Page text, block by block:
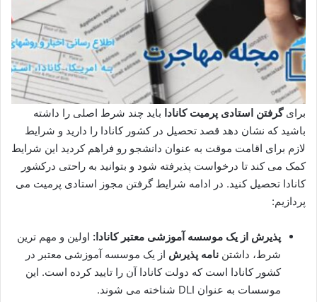
برایگرفتن استادی پرمیت کانادا باید چند شرط اصلی را داشته
باشید که نشان دهد قصد تحصیل در کشور کانادا را دارید و شرایط
لازم برای اقامت موقت به عنوان دانشجو رو فراهم کردید این شرایط
کمک می‌ کند تا درخواست پذیرفته شود و بتوانید به راحتی درکشور
کانادا تحصیل کنید. در ادامه شرایط گرفتن مجوز استادی پرمیت می
پردازیم:
پذیرش از یک موسسه آموزشی معتبر کانادا: اولین و مهم‌ ترین
شرط، داشتن نامه پذیرش از یک موسسه آموزشی معتبر در
کشور کانادا است که دولت کانادا آن را تایید کرده است. این
موسسات به عنوان DLI شناخته می‌ شوند.